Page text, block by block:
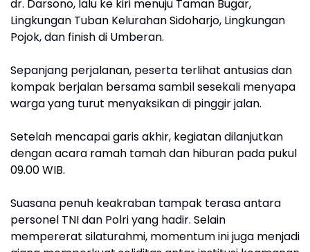
dr. Darsono, lalu ke kiri menuju Taman Bugar,
Lingkungan Tuban Kelurahan Sidoharjo, Lingkungan
Pojok, dan finish di Umberan.
Sepanjang perjalanan, peserta terlihat antusias dan
kompak berjalan bersama sambil sesekali menyapa
warga yang turut menyaksikan di pinggir jalan.
Setelah mencapai garis akhir, kegiatan dilanjutkan
dengan acara ramah tamah dan hiburan pada pukul
09.00 WIB.
Suasana penuh keakraban tampak terasa antara
personel TNI dan Polri yang hadir. Selain
mempererat silaturahmi, momentum ini juga menjadi